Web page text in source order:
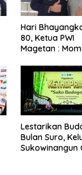
Hari
80, Ketua PWI
Magetan :
Kepercayaan
Lestarikan
Bulan Suro,
Sukowinangun